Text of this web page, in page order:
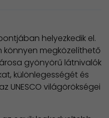
helyezkedik el.
könnyen megközelíthető
gyönyörű látnivalók
különlegességét és
UNESCO világörökségei